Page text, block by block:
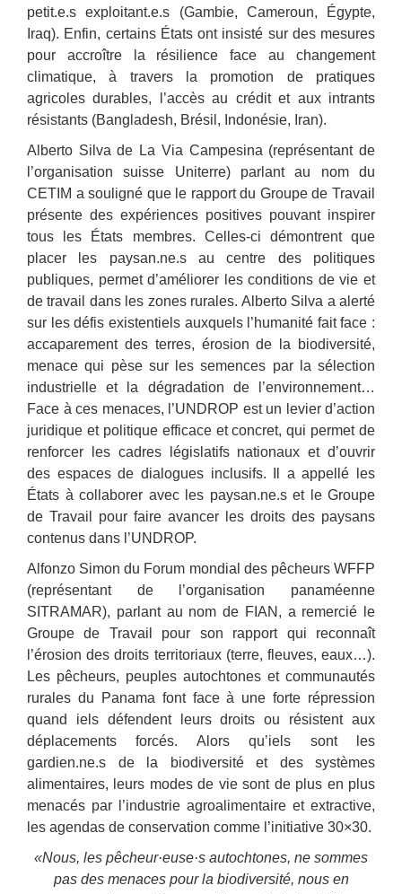
petit.e.s exploitant.e.s (Gambie, Cameroun, Égypte,
Iraq). Enfin, certains États ont insisté sur des mesures
pour accroître la résilience face au changement
climatique, à travers la promotion de pratiques
agricoles durables, l’accès au crédit et aux intrants
résistants (Bangladesh, Brésil, Indonésie, Iran).
Alberto Silva de La Via Campesina (représentant de
l’organisation suisse Uniterre) parlant au nom du
CETIM a souligné que le rapport du Groupe de Travail
présente des expériences positives pouvant inspirer
tous les États membres. Celles-ci démontrent que
placer les paysan.ne.s au centre des politiques
publiques, permet d’améliorer les conditions de vie et
de travail dans les zones rurales. Alberto Silva a alerté
sur les défis existentiels auxquels l’humanité fait face :
accaparement des terres, érosion de la biodiversité,
menace qui pèse sur les semences par la sélection
industrielle et la dégradation de l’environnement…
Face à ces menaces, l’UNDROP est un levier d’action
juridique et politique efficace et concret, qui permet de
renforcer les cadres législatifs nationaux et d’ouvrir
des espaces de dialogues inclusifs. Il a appellé les
États à collaborer avec les paysan.ne.s et le Groupe
de Travail pour faire avancer les droits des paysans
contenus dans l’UNDROP.
Alfonzo Simon du Forum mondial des pêcheurs WFFP
(représentant de l’organisation panaméenne
SITRAMAR), parlant au nom de FIAN, a remercié le
Groupe de Travail pour son rapport qui reconnaît
l’érosion des droits territoriaux (terre, fleuves, eaux…).
Les pêcheurs, peuples autochtones et communautés
rurales du Panama font face à une forte répression
quand iels défendent leurs droits ou résistent aux
déplacements forcés. Alors qu’iels sont les
gardien.ne.s de la biodiversité et des systèmes
alimentaires, leurs modes de vie sont de plus en plus
menacés par l’industrie agroalimentaire et extractive,
les agendas de conservation comme l’initiative 30×30.
«Nous, les pêcheur·euse·s autochtones, ne sommes
pas des menaces pour la biodiversité, nous en